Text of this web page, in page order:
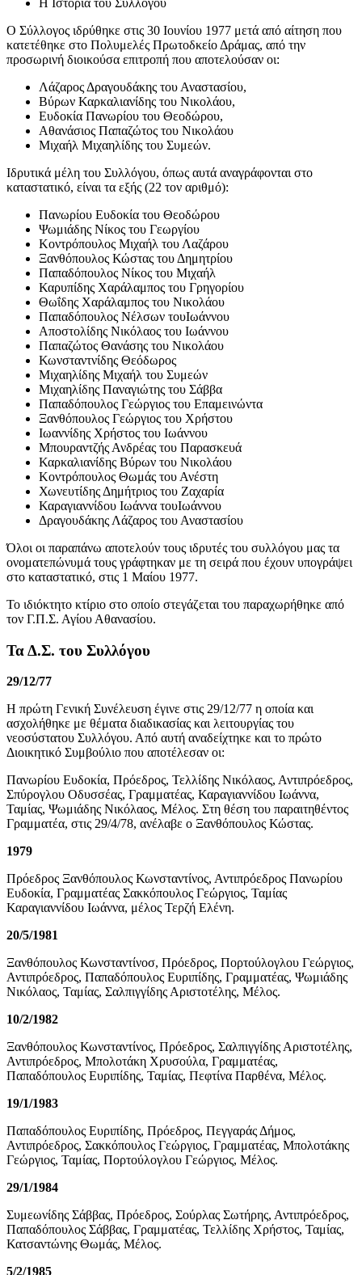
Η Ιστορία του Συλλόγου
Ο Σύλλογος ιδρύθηκε στις 30 Ιουνίου 1977 μετά από αίτηση που
κατετέθηκε στο Πολυμελές Πρωτοδκείο Δράμας, από την
προσωρινή διοικούσα επιτροπή που αποτελούσαν οι:
Λάζαρος Δραγουδάκης του Αναστασίου,
Βύρων Καρκαλιανίδης του Νικολάου,
Ευδοκία Πανωρίου του Θεοδώρου,
Αθανάσιος Παπαζώτος του Νικολάου
Μιχαήλ Μιχαηλίδης του Συμεών.
Ιδρυτικά μέλη του Συλλόγου, όπως αυτά αναγράφονται στο
καταστατικό, είναι τα εξής (22 τον αριθμό):
Πανωρίου Ευδοκία του Θεοδώρου
Ψωμιάδης Νίκος του Γεωργίου
Κοντρόπουλος Μιχαήλ του Λαζάρου
Ξανθόπουλος Κώστας του Δημητρίου
Παπαδόπουλος Νίκος του Μιχαήλ
Καρυπίδης Χαράλαμπος του Γρηγορίου
Θωΐδης Χαράλαμπος του Νικολάου
Παπαδόπουλος Νέλσων τουΙωάννου
Αποστολίδης Νικόλαος του Ιωάννου
Παπαζώτος Θανάσης του Νικολάου
Κωνσταντνίδης Θεόδωρος
Μιχαηλίδης Μιχαήλ του Συμεών
Μιχαηλίδης Παναγιώτης του Σάββα
Παπαδόπουλος Γεώργιος του Επαμεινώντα
Ξανθόπουλος Γεώργιος του Χρήστου
Ιωαννίδης Χρήστος του Ιωάννου
Μπουραντζής Ανδρέας του Παρασκευά
Καρκαλιανίδης Βύρων του Νικολάου
Κοντρόπουλος Θωμάς του Ανέστη
Χωνευτίδης Δημήτριος του Ζαχαρία
Καραγιαννίδου Ιωάννα τουΙωάννου
Δραγουδάκης Λάζαρος του Αναστασίου
Όλοι οι παραπάνω αποτελούν τους ιδρυτές του συλλόγου μας τα
ονοματεπώνυμά τους γράφτηκαν με τη σειρά που έχουν υπογράψει
στο καταστατικό, στις 1 Μαίου 1977.
Το ιδιόκτητο κτίριο στο οποίο στεγάζεται του παραχωρήθηκε από
τον Γ.Π.Σ. Αγίου Αθανασίου.
Τα Δ.Σ. του Συλλόγου
29/12/77
Η πρώτη Γενική Συνέλευση έγινε στις 29/12/77 η οποία και
ασχολήθηκε με θέματα διαδικασίας και λειτουργίας του
νεοσύστατου Συλλόγου. Από αυτή αναδείχτηκε και το πρώτο
Διοικητικό Συμβούλιο που αποτέλεσαν οι:
Πανωρίου Ευδοκία, Πρόεδρος, Τελλίδης Νικόλαος, Αντιπρόεδρος,
Σπύρογλου Οδυσσέας, Γραμματέας, Καραγιαννίδου Ιωάννα,
Ταμίας, Ψωμιάδης Νικόλαος, Μέλος. Στη θέση του παραιτηθέντος
Γραμματέα, στις 29/4/78, ανέλαβε ο Ξανθόπουλος Κώστας.
1979
Πρόεδρος Ξανθόπουλος Κωνσταντίνος, Αντιπρόεδρος Πανωρίου
Ευδοκία, Γραμματέας Σακκόπουλος Γεώργιος, Ταμίας
Καραγιαννίδου Ιωάννα, μέλος Τερζή Ελένη.
20/5/1981
Ξανθόπουλος Κωνσταντίνοσ, Πρόεδρος, Πορτούλογλου Γεώργιος,
Αντιπρόεδρος, Παπαδόπουλος Ευριπίδης, Γραμματέας, Ψωμιάδης
Νικόλαος, Ταμίας, Σαλπιγγίδης Αριστοτέλης, Μέλος.
10/2/1982
Ξανθόπουλος Κωνσταντίνος, Πρόεδρος, Σαλπιγγίδης Αριστοτέλης,
Αντιπρόεδρος, Μπολοτάκη Χρυσούλα, Γραμματέας,
Παπαδόπουλος Ευριπίδης, Ταμίας, Πεφτίνα Παρθένα, Μέλος.
19/1/1983
Παπαδόπουλος Ευριπίδης, Πρόεδρος, Πεγγαράς Δήμος,
Αντιπρόεδρος, Σακκόπουλος Γεώργιος, Γραμματέας, Μπολοτάκης
Γεώργιος, Ταμίας, Πορτούλογλου Γεώργιος, Μέλος.
29/1/1984
Συμεωνίδης Σάββας, Πρόεδρος, Σούρλας Σωτήρης, Αντιπρόεδρος,
Παπαδόπουλος Σάββας, Γραμματέας, Τελλίδης Χρήστος, Ταμίας,
Κατσαντώνης Θωμάς, Μέλος.
5/2/1985